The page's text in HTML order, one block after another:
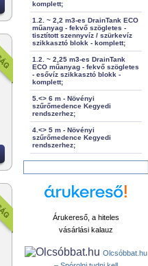
komplett;
1.2. ~ 2,2 m3-es DrainTank ECO
műanyag - fekvő szögletes -
tisztított szennyvíz / szürkevíz
szikkasztó blokk - komplett;
1.2. ~ 2,25 m3-es DrainTank
ECO műanyag - fekvő szögletes
- esővíz szikkasztó blokk -
komplett;
5.<> 6 m - Növényi
szűrőmedence Kegyedi
rendszerhez;
4.<> 5 m - Növényi
szűrőmedence Kegyedi
rendszerhez;
Árukereső, a hiteles
vásárlási kalauz
Olcsóbbat.hu